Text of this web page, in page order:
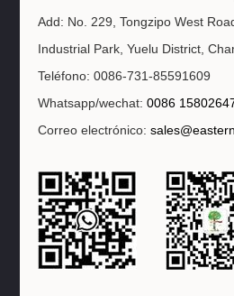
Add: No. 229, Tongzipo West
Industrial Park, Yuelu District,
Teléfono: 0086-731-85591609
Whatsapp/wechat:0086
Correo electrónico: